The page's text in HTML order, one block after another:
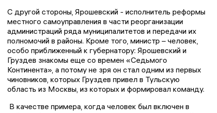
С другой стороны, Ярошевский - исполнитель реформы
местного самоуправления в части реорганизации
администраций ряда муниципалитетов и передачи их
полномочий в районы. Кроме того, министр – человек,
особо приближенный к губернатору: Ярошевский и
Груздев знакомы еще со времен «Седьмого
Континента», а потому не зря он стал одним из первых
чиновников, которых Груздев привел в Тульскую
область из Москвы, из которых и формировал команду.
В качестве примера, когда человек был включен в